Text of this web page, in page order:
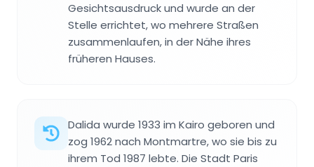
Gesichtsausdruck und wurde an der
Stelle errichtet, wo mehrere Straßen
zusammenlaufen, in der Nähe ihres
früheren Hauses.
Dalida wurde 1933 im Kairo geboren und
zog 1962 nach Montmartre, wo sie bis zu
ihrem Tod 1987 lebte. Die Stadt Paris